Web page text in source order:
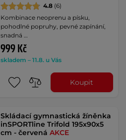
4.8 (6)
Kombinace neoprenu a písku,
pohodlné popruhy, pevné zapínání,
snadná …
999 Kč
skladem – 11.8. u Vás
Koupit
Skládací gymnastická žíněnka
inSPORTline Trifold 195x90x5
cm - červenáAKCE